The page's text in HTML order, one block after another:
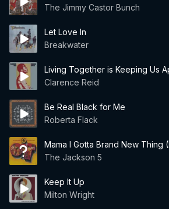
The Jimmy Castor Bunch
Let Love In
Breakwater
Living Together is Keeping Us
Clarence Reid
Be Real Black for Me
Roberta Flack
Mama I Gotta Brand New Thing
The Jackson 5
Keep It Up
Milton Wright